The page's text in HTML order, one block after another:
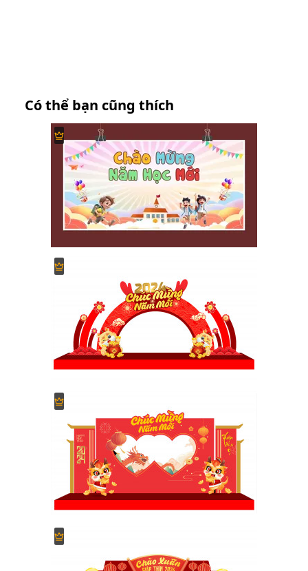
Có thể bạn cũng thích